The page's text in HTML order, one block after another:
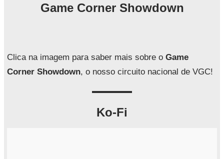
a
Game Corner Showdown
Clica na imagem para saber mais sobre o Game
Corner Showdown, o nosso circuito nacional de VGC!
Ko-Fi